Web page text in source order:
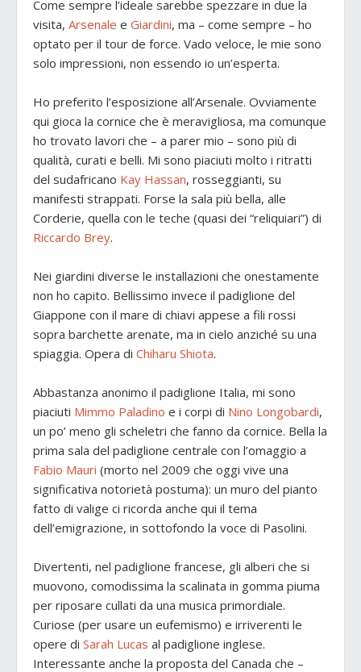
Come sempre l’ideale sarebbe spezzare in due la
visita, Arsenale e Giardini, ma – come sempre – ho
optato per il tour de force. Vado veloce, le mie sono
solo impressioni, non essendo io un’esperta.
Ho preferito l’esposizione all’Arsenale. Ovviamente
qui gioca la cornice che è meravigliosa, ma comunque
ho trovato lavori che – a parer mio – sono più di
qualità, curati e belli. Mi sono piaciuti molto i ritratti
del sudafricano Kay Hassan, rosseggianti, su
manifesti strappati. Forse la sala più bella, alle
Corderie, quella con le teche (quasi dei “reliquiari”) di
Riccardo Brey.
Nei giardini diverse le installazioni che onestamente
non ho capito. Bellissimo invece il padiglione del
Giappone con il mare di chiavi appese a fili rossi
sopra barchette arenate, ma in cielo anziché su una
spiaggia. Opera di Chiharu Shiota.
Abbastanza anonimo il padiglione Italia, mi sono
piaciuti Mimmo Paladino e i corpi di Nino Longobardi,
un po’ meno gli scheletri che fanno da cornice. Bella la
prima sala del padiglione centrale con l’omaggio a
Fabio Mauri (morto nel 2009 che oggi vive una
significativa notorietà postuma): un muro del pianto
fatto di valige ci ricorda anche qui il tema
dell’emigrazione, in sottofondo la voce di Pasolini.
Divertenti, nel padiglione francese, gli alberi che si
muovono, comodissima la scalinata in gomma piuma
per riposare cullati da una musica primordiale.
Curiose (per usare un eufemismo) e irriverenti le
opere di Sarah Lucas al padiglione inglese.
Interessante anche la proposta del Canada che –